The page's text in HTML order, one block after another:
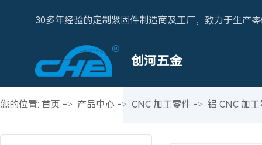
30多年经验的定制紧固件制造商及工厂，致力于生产
创河五金
您的位置: 首页 -> 产品中心 -> CNC 加工零件 -> 铝 CNC 加